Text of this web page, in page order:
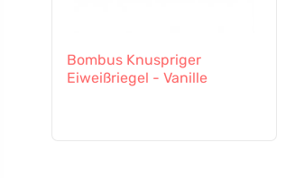
Bombus Knuspriger
Eiweißriegel - Vanille